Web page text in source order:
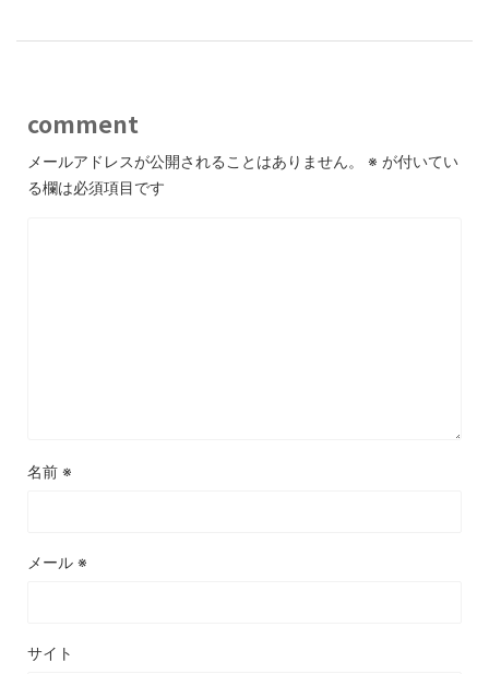
comment
メールアドレスが公開されることはありません。 ※ が付いてい
る欄は必須項目です
名前 ※
メール ※
サイト